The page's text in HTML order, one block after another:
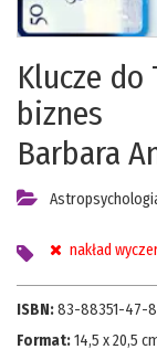
Klucze
biznes
Barbara
nakład
ISBN:83-88351-47-8
Format:14,5 x 20,5